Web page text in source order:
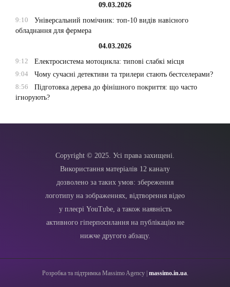
09.03.2026
9:10
Універсальний помічник: топ-10 видів навісного
обладнання для фермера
04.03.2026
9:12
Електросистема мотоцикла: типові слабкі місця
9:04
Чому сучасні детективи та трилери стають бестселерами?
8:56
Підготовка дерева до фінішного покриття: що часто
ігнорують?
Copyright © 2025. Усі права захищені.
Використання матеріалів 12 каналу
дозволено за таких умов: збереження
логотипу на зображеннях, відтворення відео
у плеєрі YouTube, а також наявність
активного гіперпосилання на публікацію не
нижче другого абзацу.
Розробка та підтримка Massimo Agency | massimo.in.ua.